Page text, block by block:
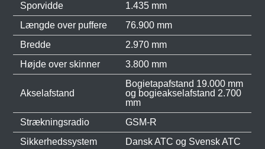
Sporvidde
1.435 mm
Længde over puffere
76.900 mm
Bredde
2.970 mm
Højde over skinner
3.800 mm
Akselafstand
Bogietapafstand 19.000 mm
og bogieakselafstand 2.700
mm
Strækningsradio
GSM-R
Sikkerhedssystem
Dansk ATC og Svensk ATC